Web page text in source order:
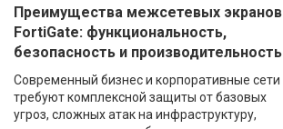
Преимущества межсетевых экранов
FortiGate: функциональность,
безопасность и производительность
Современный бизнес и корпоративные сети
требуют комплексной защиты от базовых
угроз, сложных атак на инфраструктуру,